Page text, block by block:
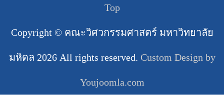
Top
Copyright © คณะวิศวกรรมศาสตร์ มหาวิทยาลัย
มหิดล 2026 All rights reserved. Custom Design by
Youjoomla.com